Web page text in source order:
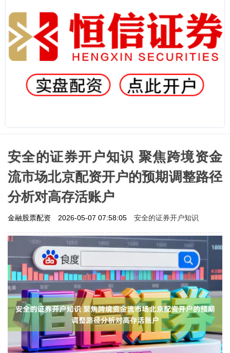
安全的证券开户知识 聚焦跨境资金
流市场北京配资开户的预期调整路径
分析对高存活账户
金融股票配资 2026-05-07 07:58:05 安全的证券开户知识